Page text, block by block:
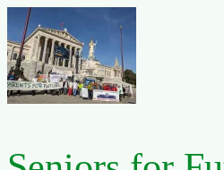
Zum
Inhalt
springen